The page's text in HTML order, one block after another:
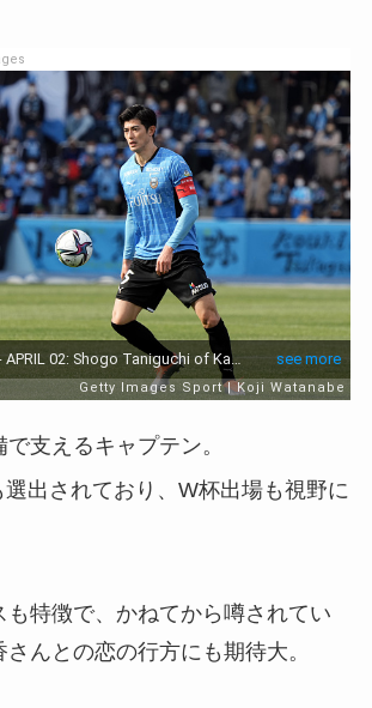
支えるキャプテン。
選出されており、W杯出場も視野に
も特徴で、かねてから噂されてい
んとの恋の行方にも期待大。